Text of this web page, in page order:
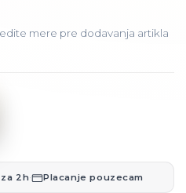
mere pre dodavanja artikla
2h· Placanje pouzecam